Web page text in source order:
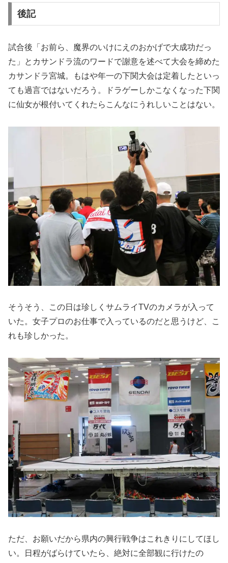
後記
試合後「お前ら、魔界のいけにえのおかげで大成功だっ
た」とカサンドラ流のワードで謝意を述べて大会を締めた
カサンドラ宮城。もはや年一の下関大会は定着したといっ
ても過言ではないだろう。ドラゲーしかこなくなった下関
に仙女が根付いてくれたらこんなにうれしいことはない。
そうそう、この日は珍しくサムライTVのカメラが入って
いた。女子プロのお仕事で入っているのだと思うけど、こ
れも珍しかった。
ただ、お願いだから県内の興行戦争はこれきりにしてほし
い。日程がばらけていたら、絶対に全部観に行けたの